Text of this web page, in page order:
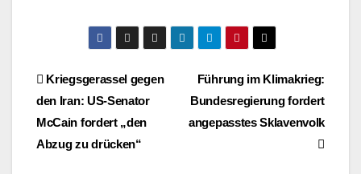
BeitragsnavigationFührung im Klimakrieg:
Bundesregierung fordert
angepasstes Sklavenvolk
Kriegsgerassel gegen
den Iran: US-Senator
McCain fordert „den
Abzug zu drücken“